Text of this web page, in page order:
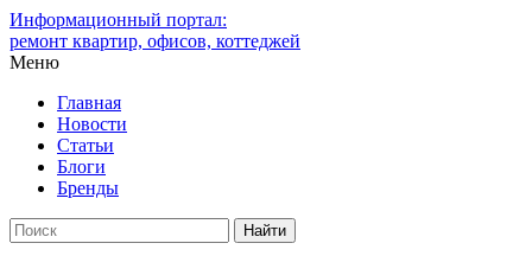
Информационный портал:
ремонт квартир, офисов, коттеджей
Меню
Главная
Новости
Статьи
Блоги
Бренды